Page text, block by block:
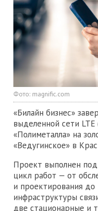
Фото: magnific.com
«Билайн бизнес»
выделенной сети
«Полиметалла» на
«Ведугинское» в
Проект выполнен
цикл работ — от
и проектирования до
инфраструктуры
две стационарные и